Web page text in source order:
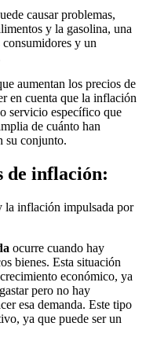
causar problemas,
y la gasolina, una
y un
aumentan los precios de
en cuenta que la inflación
servicio específico que
de cuánto han
su conjunto.
de inflación:
la inflación impulsada por
ocurre cuando hay
bienes. Esta situación
económico, ya
pero no hay
esa demanda. Este tipo
ya que puede ser un